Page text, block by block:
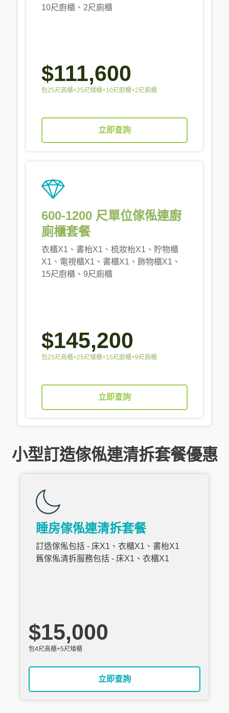
10尺廚櫃、2尺廁櫃
$111,600
包25尺高櫃+25尺矮櫃+10尺廚櫃+2尺廁櫃
立即查詢
600-1200 尺單位傢俬連廚
廁櫃套餐
衣櫃X1、書枱X1、梳妝枱X1、貯物櫃
X1、電視櫃X1、書櫃X1、飾物櫃X1、
15尺廚櫃、9尺廁櫃
$145,200
包25尺高櫃+25尺矮櫃+15尺廚櫃+9尺廁櫃
立即查詢
小型訂造傢俬連清拆套餐優惠
睡房傢俬連清拆套餐
訂造傢俬包括 - 床X1、衣櫃X1、書枱X1
舊傢俬清拆服務包括 - 床X1、衣櫃X1
$15,000
包4尺高櫃+5尺矮櫃
立即查詢